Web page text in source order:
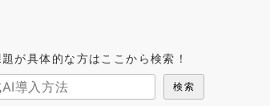
が具体的な方はここから検索！
検索